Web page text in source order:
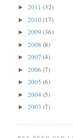
► 2011 (32)
► 2010(17)
► 2009 (36)
► 2008 (8)
► 2007 (4)
► 2006 (7)
► 2005 (6)
► 2004 (5)
► 2003 (7)